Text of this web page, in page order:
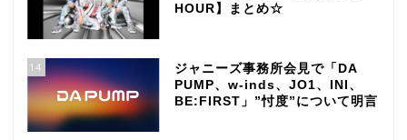
HOUR】まとめ☆
14
ジャニーズ事務所会見で「DA
PUMP、w-inds、JO1、INI、
BE:FIRST」”忖度”について明言